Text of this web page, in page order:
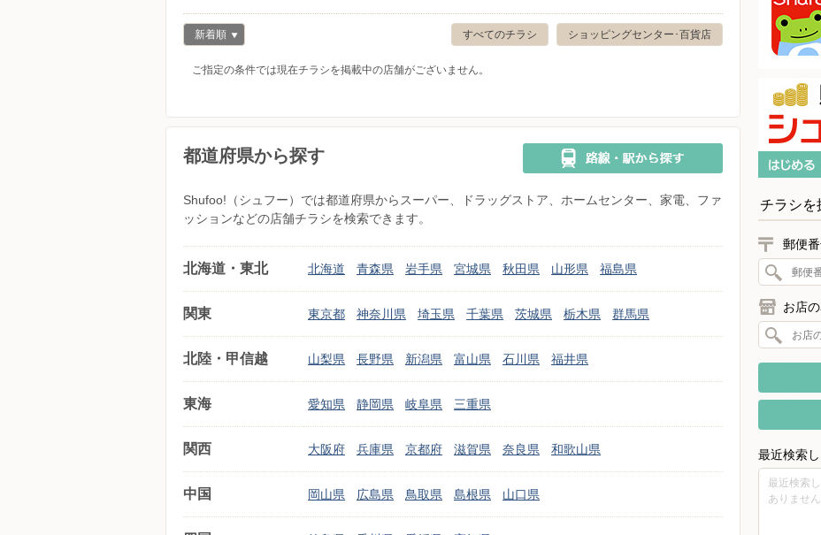
ショッピングセンター･百貨店
すべてのチラシ
新着順
ご指定の条件では現在チラシを掲載中の店舗がございません。
都道府県から探す
Shufoo!（シュフー）では都道府県からスーパー、ドラッグストア、ホームセンター、家電、ファ
ッションなどの店舗チラシを検索できます。
北海道・東北 北海道 青森県 岩手県 宮城県 秋田県 山形県 福島県
関東 東京都 神奈川県 埼玉県 千葉県 茨城県 栃木県 群馬県
北陸・甲信越 山梨県 長野県 新潟県 富山県 石川県 福井県
東海 愛知県 静岡県 岐阜県 三重県
関西 大阪府 兵庫県 京都府 滋賀県 奈良県 和歌山県
中国 岡山県 広島県 鳥取県 島根県 山口県
チラシを
郵便
お店
最近検索
最近検索
ありません